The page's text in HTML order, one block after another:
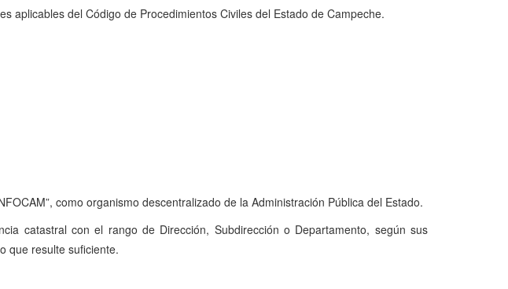
aplicables del Código de Procedimientos Civiles del Estado de Campeche.
como organismo descentralizado de la Administración Pública del Estado.
catastral con el rango de Dirección, Subdirección o Departamento, según sus
que resulte suficiente.